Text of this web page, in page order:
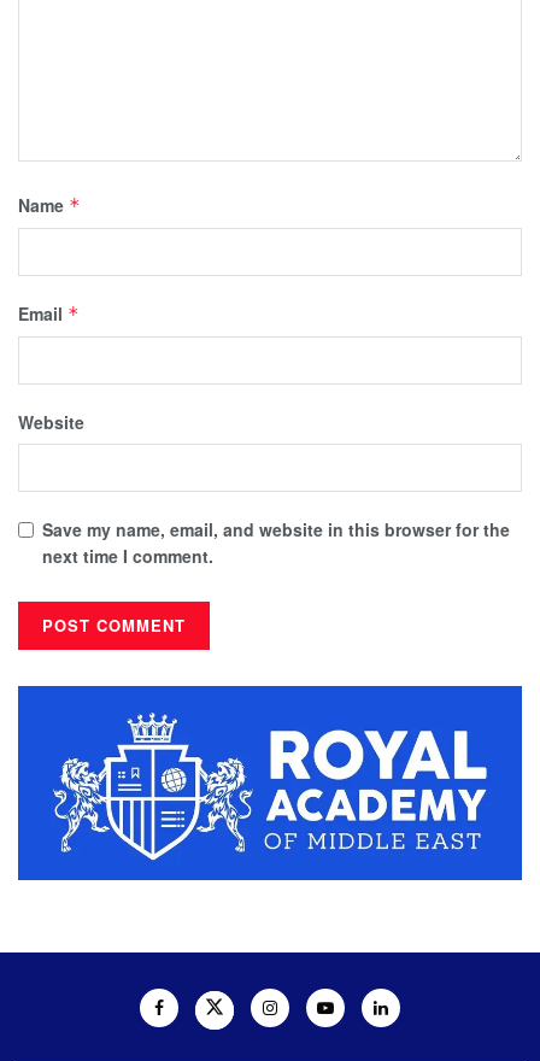
Name *
Email *
Website
Save my name, email, and website in this browser for the
next time I comment.